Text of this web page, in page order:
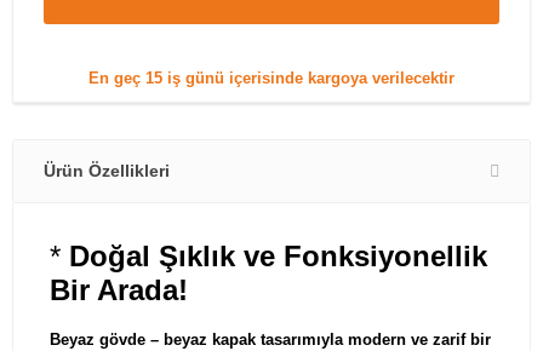
En geç 15 iş günü içerisinde kargoya verilecektir
Ürün Özellikleri
* Doğal Şıklık ve Fonksiyonellik
Bir Arada!
Beyaz gövde – beyaz kapak tasarımıyla modern ve zarif bir